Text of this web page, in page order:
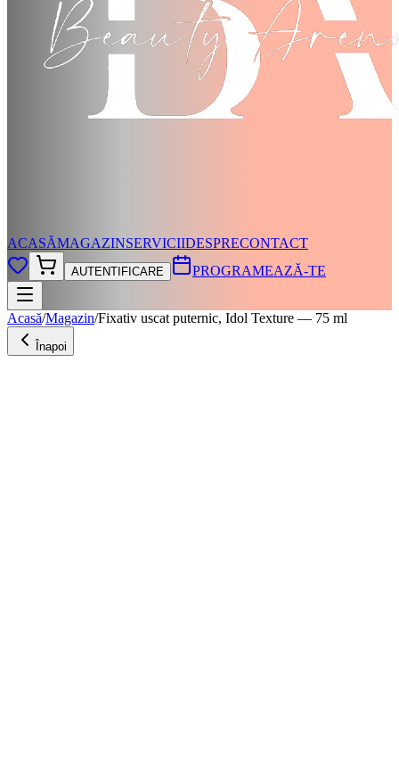
ACASĂMAGAZINSERVICIIDESPRECONTACT
AUTENTIFICARE PROGRAMEAZĂ-TE
Acasă/Magazin/Fixativ uscat puternic, Idol Texture — 75 ml
Înapoi